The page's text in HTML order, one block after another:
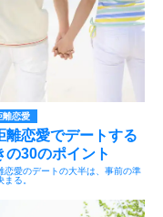
離恋愛
離恋愛でデートする
の30のポイント
恋愛のデートの大半は、事前の準
まる。